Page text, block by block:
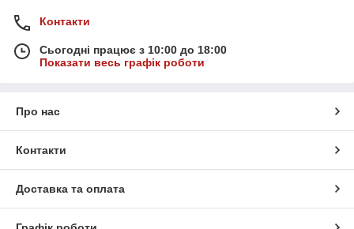
Контакти
Сьогодні працює з 10:00 до 18:00
Показати весь графік роботи
Про нас
Контакти
Доставка та оплата